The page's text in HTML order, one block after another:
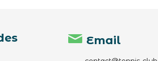
Email